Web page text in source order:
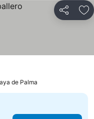
Zdieľať
de Palma